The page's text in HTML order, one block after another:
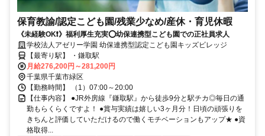
保育教諭/認定こども園/残業少なめ/産休・育児休暇
《未経験OK❗️》福利厚生充実⭕幼保連携型こども園での正社員求人
学校法人アゼリー学園 幼保連携型認定こども園キッズビレッジ
【最寄り駅】 ・鎌取駅
月給276,200円～281,200円
千葉県千葉市緑区
【勤務時間】 （1）07:00～20:00
【仕事内容】 ●JR外房線『鎌取駅』から徒歩9分と駅チカ◎毎日の通
勤もらくらくですよ！ ●賞与実績は嬉しい3ヶ月分！日頃の頑張りを
きちんと評価していただけるので働くモチベーションもアップ★ ●資
格取得...